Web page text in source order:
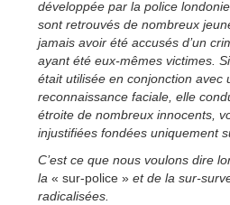
développée par la police
sont retrouvés de nombreux
jamais avoir été accusés d’un
ayant été eux-mêmes victimes.
était utilisée en conjonction avec
reconnaissance faciale, elle
étroite de nombreux innocents,
injustifiées fondées uniquement
C’est ce que nous voulons dire
la « sur-police » et de la sur-
radicalisées.